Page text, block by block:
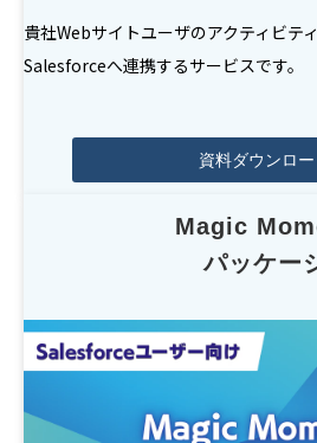
貴社Webサイトユーザのアクティビテ
Salesforceへ連携するサービスです。
資料ダウンロー
Magic
パッケー